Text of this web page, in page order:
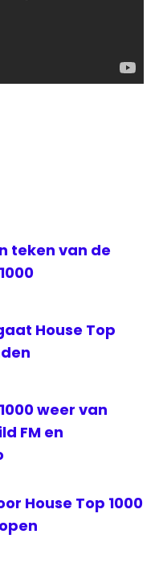
teken van de
House Top
weer van
FM en
House Top 1000